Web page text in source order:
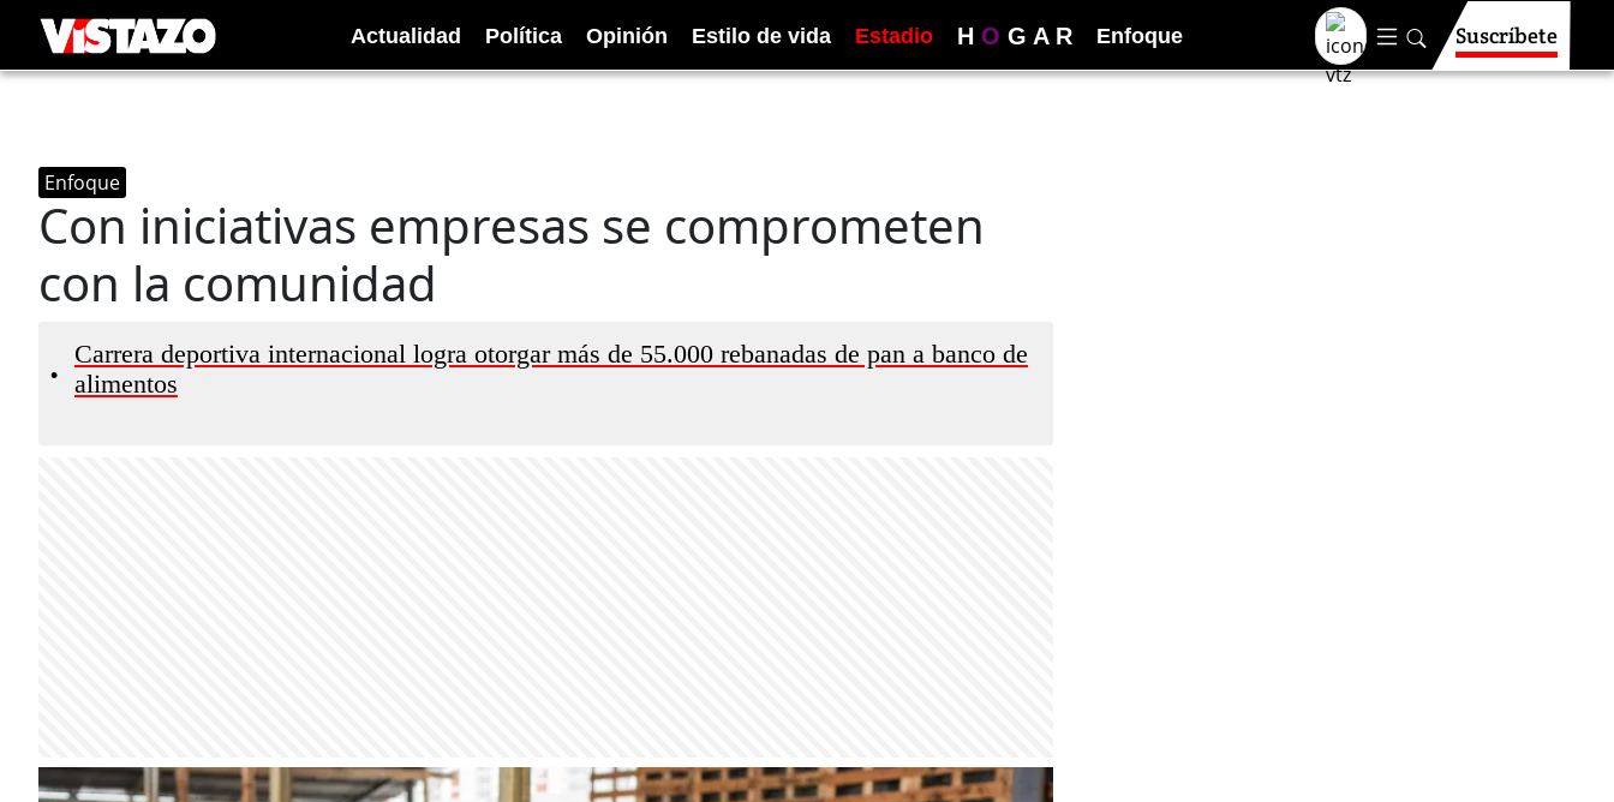
Actualidad Política Opinión Estilo de vida Estadio H O G A R Enfoque Suscríbete
Enfoque
Con iniciativas empresas se comprometen
con la comunidad
•
Carrera deportiva internacional logra otorgar más de 55.000 rebanadas de pan a banco de
alimentos